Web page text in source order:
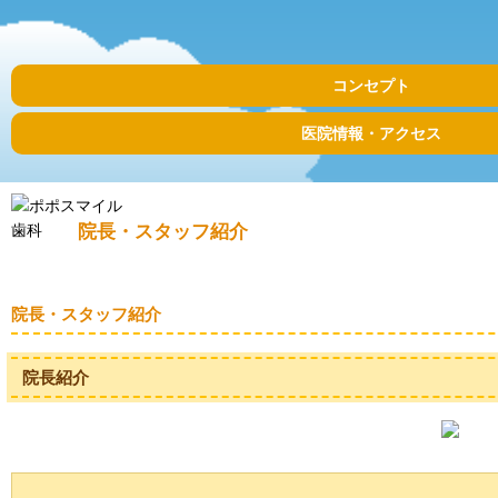
コンセプト
医院情報・アクセス
院長・スタッフ紹介
院長・スタッフ紹介
院長紹介